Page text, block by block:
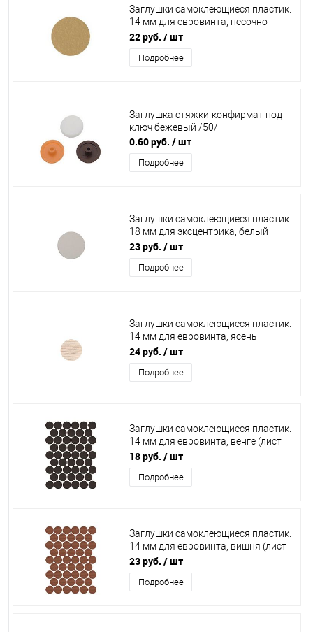
Заглушки самоклеющиеся пластик.
14 мм для евровинта, песочно-
бежевый (лист 50 шт.), EG. 3006
22 руб. / шт
Подробнее
Заглушка стяжки-конфирмат под
ключ бежевый /50/
0.60 руб. / шт
Подробнее
Заглушки самоклеющиеся пластик.
18 мм для эксцентрика, белый
(лист 32 шт.), PC2504
23 руб. / шт
Подробнее
Заглушки самоклеющиеся пластик.
14 мм для евровинта, ясень
светлый Сицилия (лист 50 шт.),
KP.8567
24 руб. / шт
Подробнее
Заглушки самоклеющиеся пластик.
14 мм для евровинта, венге (лист
50 шт.), РС2180
18 руб. / шт
Подробнее
Заглушки самоклеющиеся пластик.
14 мм для евровинта, вишня (лист
50 шт.), РС2146
23 руб. / шт
Подробнее